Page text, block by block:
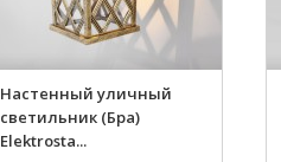
Настенный уличный
светильник (Бра)
Elektrosta...